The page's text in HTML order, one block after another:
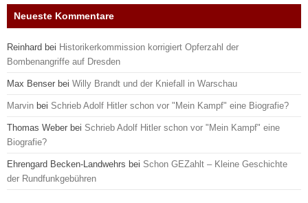
Neueste Kommentare
Reinhard bei Historikerkommission korrigiert Opferzahl der
Bombenangriffe auf Dresden
Max Benser bei Willy Brandt und der Kniefall in Warschau
Marvin bei Schrieb Adolf Hitler schon vor "Mein Kampf" eine Biografie?
Thomas Weber bei Schrieb Adolf Hitler schon vor "Mein Kampf" eine
Biografie?
Ehrengard Becken-Landwehrs bei Schon GEZahlt – Kleine Geschichte
der Rundfunkgebühren